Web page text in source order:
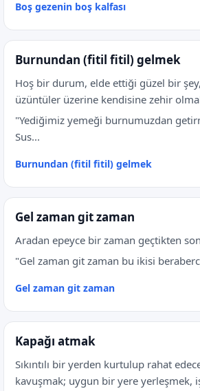
Boş gezenin boş kalfası
Burnundan (fitil fitil) gelmek
Hoş bir durum, elde ettiği güzel bir
üzüntüler üzerine kendisine zehir
"Yediğimiz yemeği burnumuzdan
Sus...
Burnundan (fitil fitil) gelmek
Gel zaman git zaman
Aradan epeyce bir zaman geçtikten
"Gel zaman git zaman bu ikisi
Gel zaman git zaman
Kapağı atmak
Sıkıntılı bir yerden kurtulup rahat
kavuşmak; uygun bir yere yerleşmek,